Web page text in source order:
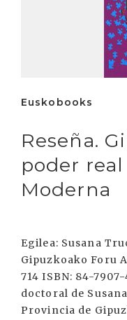
Euskobooks
Reseña.
poder
Moderna
Egilea: Susana
Gipuzkoako Foru
714 ISBN: 84-
doctoral de
Provincia de